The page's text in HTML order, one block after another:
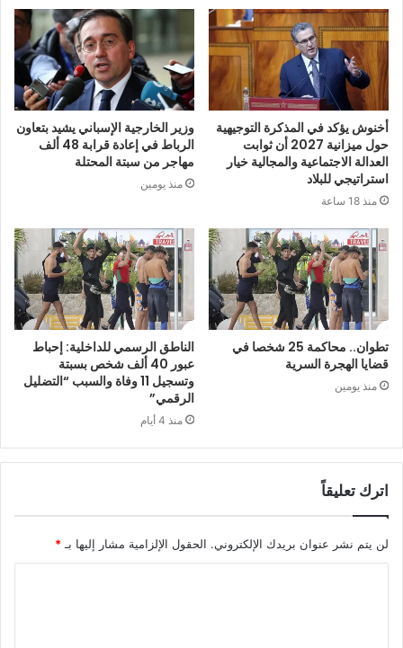
أخنوش يؤكد في المذكرة التوجيهية
حول ميزانية 2027 أن ثوابت
العدالة الاجتماعية والمجالية خيار
استراتيجي للبلاد
منذ 18 ساعة
وزير الخارجية الإسباني يشيد بتعاون
الرباط في إعادة قرابة 48 ألف
مهاجر من سبتة المحتلة
منذ يومين
تطوان.. محاكمة 25 شخصا في
قضايا الهجرة السرية
منذ يومين
الناطق الرسمي للداخلية: إحباط
عبور 40 ألف شخص بسبتة
وتسجيل 11 وفاة والسبب “التضليل
الرقمي”
منذ 4 أيام
اترك تعليقاً
لن يتم نشر عنوان بريدك الإلكتروني. الحقول الإلزامية مشار إليها بـ *